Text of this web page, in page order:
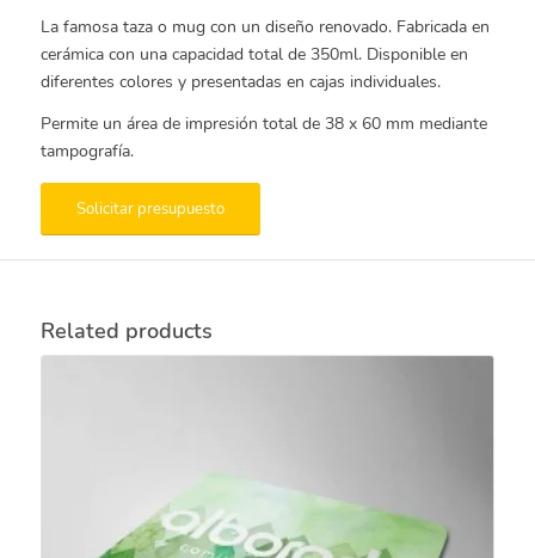
La famosa taza o mug con un diseño renovado. Fabricada en
cerámica con una capacidad total de 350ml. Disponible en
diferentes colores y presentadas en cajas individuales.
Permite un área de impresión total de 38 x 60 mm mediante
tampografía.
Solicitar presupuesto
Related products